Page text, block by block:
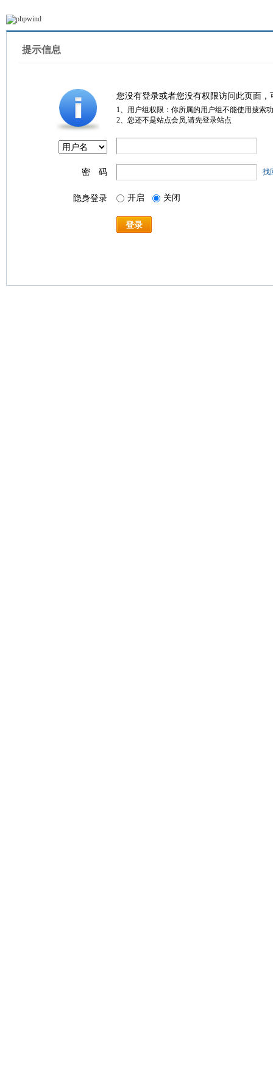
提示信息
您没有登录或者您没有权限访问此页面
1、用户组权限：你所属的用户组不能使用搜索
2、您还不是站点会员,请先登录站点
密 码 找
隐身登录 开启 关闭
登录